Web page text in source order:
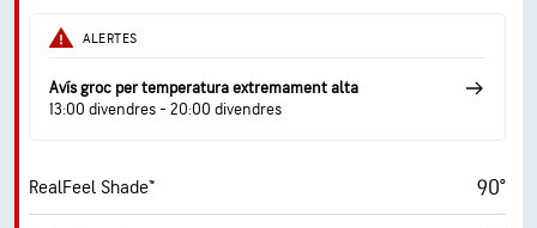
Humitat
Punt de rosada 68° F
Nuvolositat 68 %
ALERTES
Avís groc per temperatura extremament alta
13:00 divendres - 20:00 divendres
RealFeel Shade™ 90°